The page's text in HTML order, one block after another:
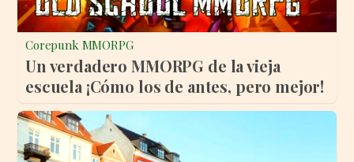
Corepunk MMORPG
Un verdadero MMORPG de la vieja
escuela ¡Cómo los de antes, pero mejor!